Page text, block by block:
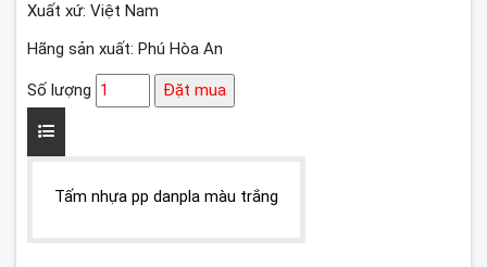
Xuất xứ: Việt Nam
Hãng sản xuất: Phú Hòa An
Số lượng Đặt mua
Tấm nhựa pp danpla màu trắng